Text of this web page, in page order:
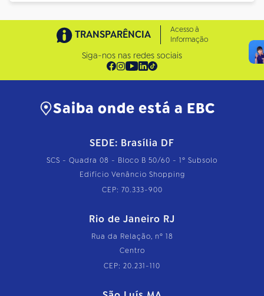
TRANSPARÊNCIA
Acesso à
Informação
Siga-nos nas redes sociais
Saiba onde está a EBC
SEDE: Brasília DF
SCS - Quadra 08 - Bloco B 50/60 - 1º Subsolo
Edifício Venâncio Shopping
CEP: 70.333-900
Rio de Janeiro RJ
Rua da Relação, nº 18
Centro
CEP: 20.231-110